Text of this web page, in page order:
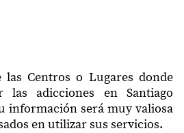
las Centros o Lugares donde
las adicciones en Santiago
información será muy valiosa
en utilizar sus servicios.